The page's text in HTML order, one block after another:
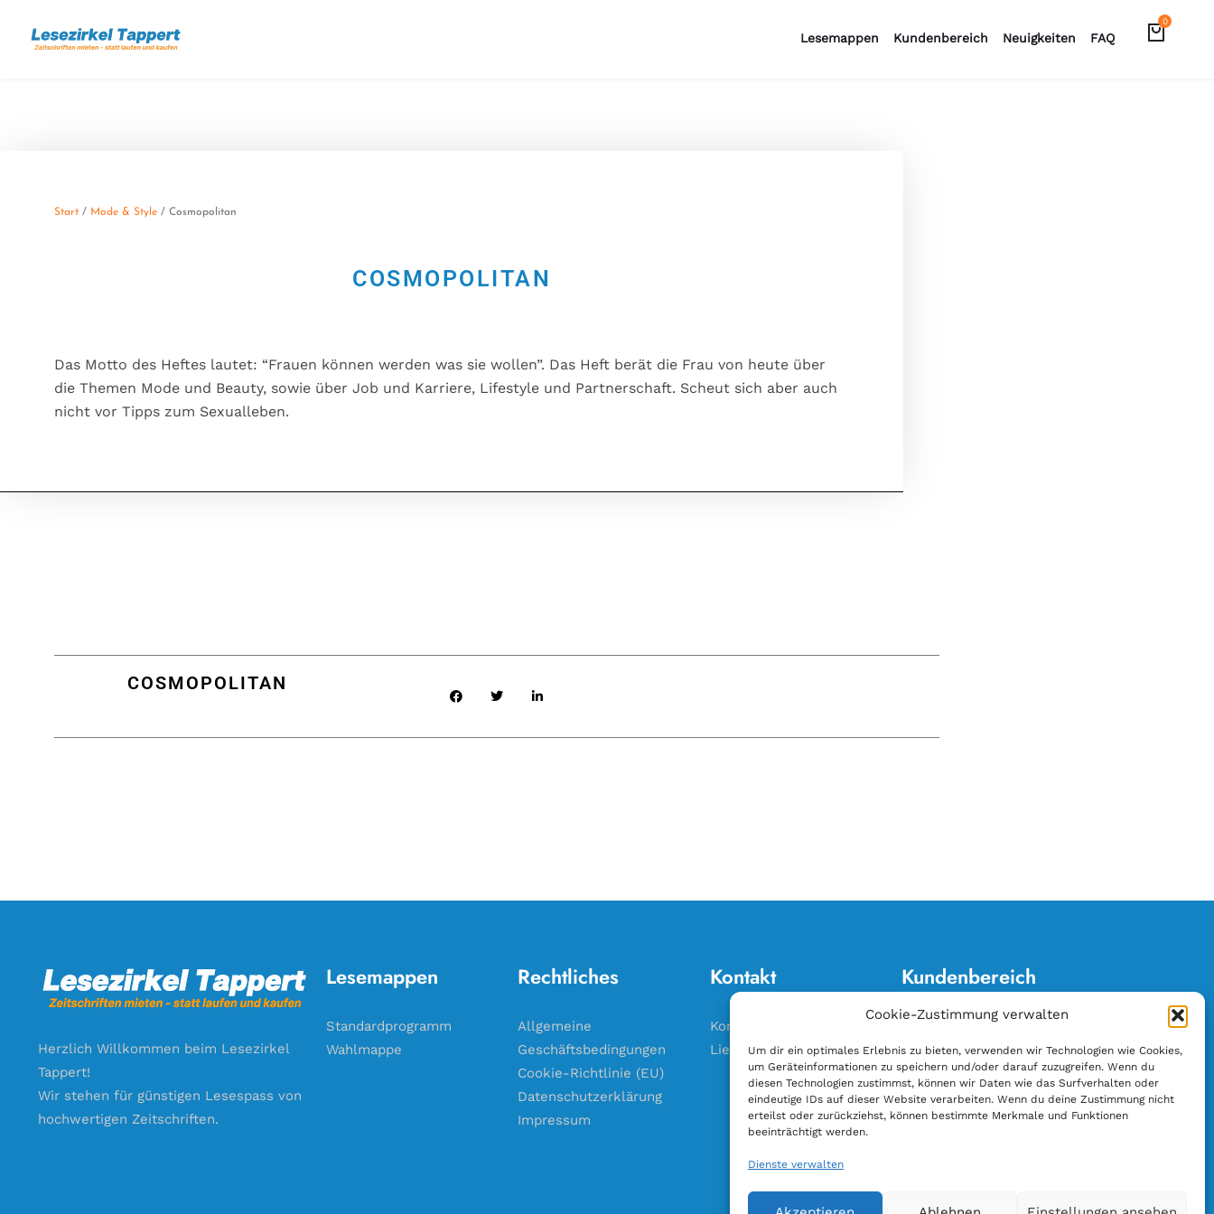
Cookie-Zustimmung verwalten
Um dir ein optimales Erlebnis zu bieten, verwenden wir Technologien wie Cookies,
um Geräteinformationen zu speichern und/oder darauf zuzugreifen. Wenn du
diesen Technologien zustimmst, können wir Daten wie das Surfverhalten oder
eindeutige IDs auf dieser Website verarbeiten. Wenn du deine Zustimmung nicht
erteilst oder zurückziehst, können bestimmte Merkmale und Funktionen
beeinträchtigt werden.
Dienste verwalten
0
Lesemappen Kundenbereich Neuigkeiten FAQ
Start / Mode & Style / Cosmopolitan
COSMOPOLITAN
Das Motto des Heftes lautet: “Frauen können werden was sie wollen”. Das Heft berät die Frau von heute über
die Themen Mode und Beauty, sowie über Job und Karriere, Lifestyle und Partnerschaft. Scheut sich aber auch
nicht vor Tipps zum Sexualleben.
COSMOPOLITAN
Herzlich Willkommen beim Lesezirkel
Tappert!
Wir stehen für günstigen Lesespass von
hochwertigen Zeitschriften.
Lesemappen
Standardprogramm
Wahlmappe
Rechtliches
Allgemeine
Geschäftsbedingungen
Cookie-Richtlinie (EU)
Datenschutzerklärung
Impressum
Kontakt
Kontakt
Liefergebiet
Kundenbereich
Anschrift ändern
E-Rechnung
Lesemappe kündigen
Lieferunterbrechung
Sortimentsänderung